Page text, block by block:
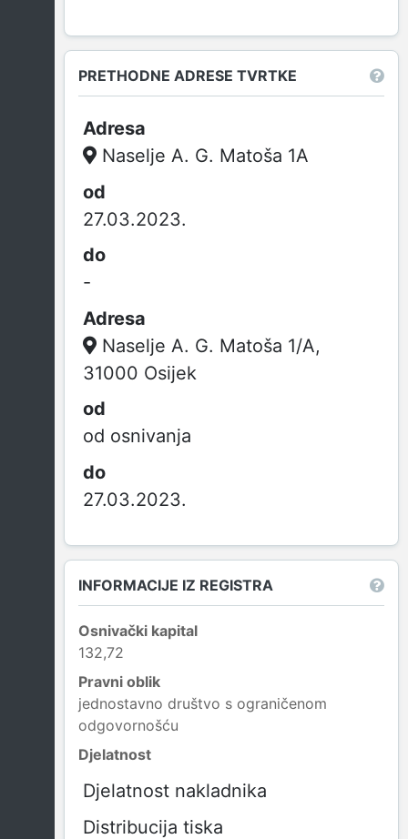
PRETHODNE ADRESE TVRTKE
Naselje A. G. Matoša 1A
27.03.2023.
-
Naselje A. G. Matoša 1/A,
31000 Osijek
od osnivanja
27.03.2023.
INFORMACIJE IZ REGISTRA
Osnivački kapital
132,72
Pravni oblik
jednostavno društvo s ograničenom
odgovornošću
Djelatnost
Djelatnost nakladnika
Distribucija tiska